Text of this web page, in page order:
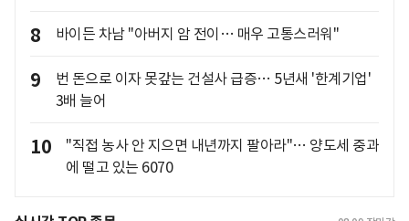
8 바이든 차남 "아버지 암 전이… 매우 고통스러워"
9
번 돈으로 이자 못갚는 건설사 급증… 5년새 '한계기업'
3배 늘어
10
"직접 농사 안 지으면 내년까지 팔아라"… 양도세 중과
에 떨고 있는 6070